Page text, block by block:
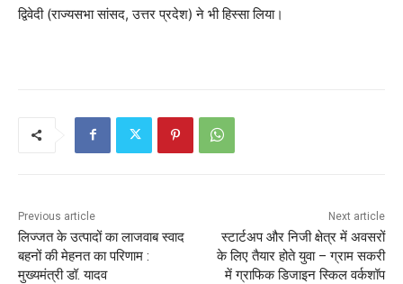
द्विवेदी (राज्यसभा सांसद, उत्तर प्रदेश) ने भी हिस्सा लिया।
Previous article
लिज्‍जत के उत्‍पादों का लाजवाब स्‍वाद
बहनों की मेहनत का परिणाम :
मुख्‍यमंत्री डॉ. यादव
Next article
स्टार्टअप और निजी क्षेत्र में अवसरों
के लिए तैयार होते युवा – ग्राम सकरी
में ग्राफिक डिजाइन स्किल वर्कशॉप